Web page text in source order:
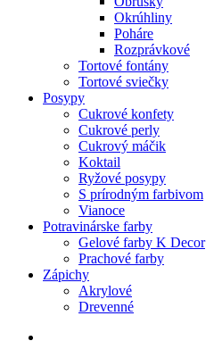
Okrúhliny
Poháre
Rozprávkové
Tortové fontány
Tortové sviečky
Posypy
Cukrové konfety
Cukrové perly
Cukrový máčik
Koktail
Ryžové posypy
S prírodným farbivom
Vianoce
Potravinárske farby
Gelové farby K Decor
Prachové farby
Zápichy
Akrylové
Drevenné